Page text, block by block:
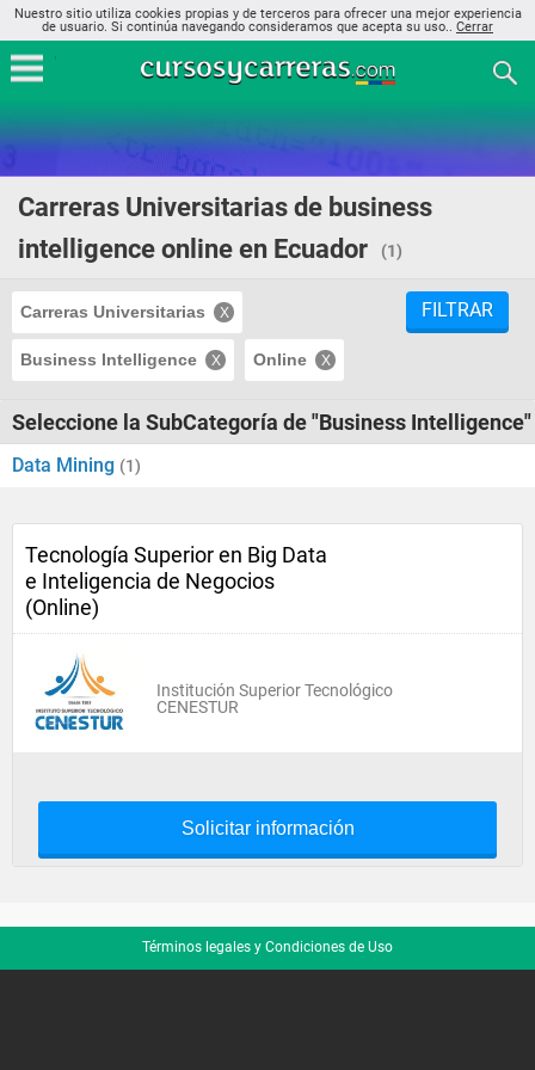
Nuestro sitio utiliza cookies propias y de terceros para ofrecer una mejor experiencia
de usuario. Si continúa navegando consideramos que acepta su uso.. Cerrar
Carreras Universitarias de business
intelligence online en Ecuador
(1)
Carreras Universitarias
Business Intelligence Online
FILTRAR
Seleccione la SubCategoría de "Business Intelligence"
Data Mining (1)
Tecnología Superior en Big Data
e Inteligencia de Negocios
(Online)
Institución Superior Tecnológico
CENESTUR
Solicitar información
Términos legales y Condiciones de Uso